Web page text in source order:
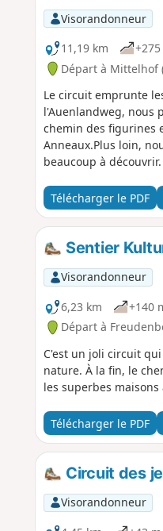
Visorandonneur
11,19 km
Départ à Mittelhof
Le circuit emprunte
l'Auenlandweg, nous
chemin des figurines
Anneaux.Plus loin,
beaucoup à découvrir.
Télécharger le PDF
Sentier
Visorandonneur
6,23 km
+140
Départ à
C'est un joli circuit
nature. À la fin, le
les superbes
Télécharger le PDF
Circuit des
Visorandonneur